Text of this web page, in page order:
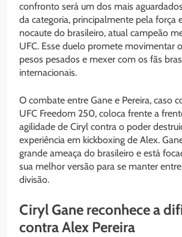
confronto será um dos mais
da categoria, principalmente pela força
nocaute do brasileiro, atual campeão
UFC. Esse duelo promete movimentar
pesos pesados e mexer com os fãs
internacionais.
O combate entre Gane e Pereira, caso
UFC Freedom 250, coloca frente a
agilidade de Ciryl contra o poder
experiência em kickboxing de Alex.
grande ameaça do brasileiro e está
sua melhor versão para se manter
divisão.
Ciryl Gane reconhece a
contra Alex Pereira